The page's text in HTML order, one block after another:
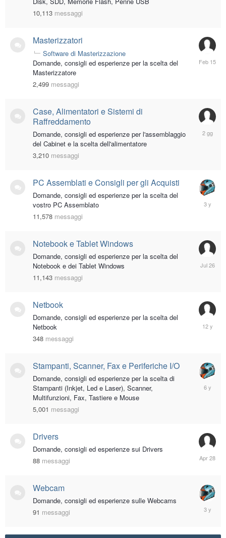
10,113 messaggi
Masterizzatori
Software di Masterizzazione
Domande, consigli ed esperienze per la scelta del
Masterizzatore
2,499 messaggi
February
15
Case, Alimentatori e Sistemi di
Raffreddamento
Domande, consigli ed esperienze per l'assemblaggio
del Cabinet e la scelta dell'alimentatore
3,210 messaggi
Friday
alle
PC Assemblati e Consigli per gli Acquisti
Domande, consigli ed esperienze per la scelta del
vostro PC Assemblato
11,578 messaggi
30,
Notebook e Tablet Windows
Domande, consigli ed esperienze per la scelta del
Notebook e dei Tablet Windows
11,143 messaggi
July
26
Netbook
Domande, consigli ed esperienze per la scelta del
Netbook
348 messaggi
June
28,
Stampanti, Scanner, Fax e Periferiche I/O
Domande, consigli ed esperienze per la scelta di
Stampanti (Inkjet, Led e Laser), Scanner,
Multifunzioni, Fax, Tastiere e Mouse
5,001 messaggi
March
23,
Drivers
Domande, consigli ed esperienze sui Drivers
88 messaggi
April
28
Webcam
Domande, consigli ed esperienze sulle Webcams
91 messaggi
August
11,